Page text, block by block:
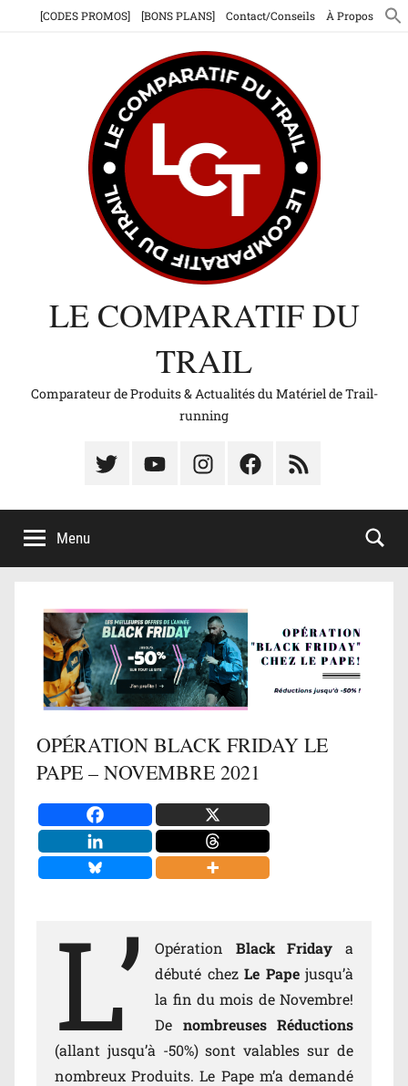
[CODES PROMOS] [BONS PLANS] Contact/Conseils À Propos
LE COMPARATIF DU
TRAIL
Comparateur de Produits & Actualités du Matériel de Trail-
running
Élément
menu
Élément
menu
Élément
menu
Élément
menu
Élément
menu
Menu
OPÉRATION BLACK FRIDAY LE
PAPE – NOVEMBRE 2021
L’ Opération Black Friday a
débuté chezLe Papejusqu’à
la fin du mois de Novembre!
De nombreuses Réductions
(allant jusqu’à -50%) sont valables sur de
nombreux Produits. Le Pape m’a demandé